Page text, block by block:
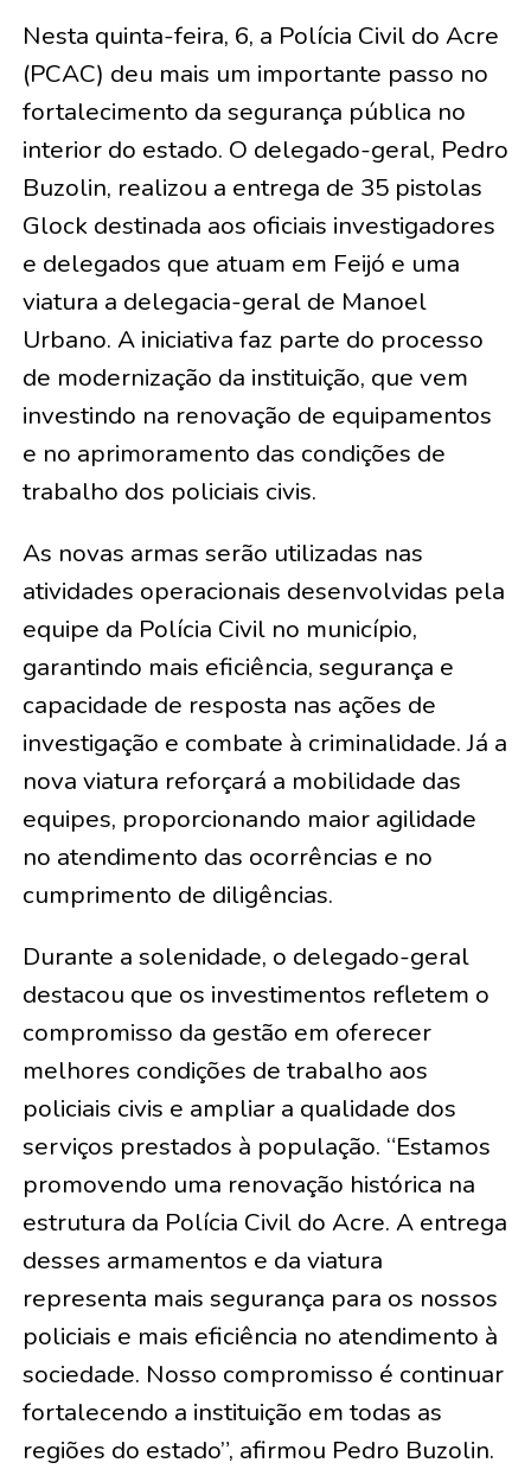
Nesta quinta-feira, 6, a Polícia Civil do Acre
(PCAC) deu mais um importante passo no
fortalecimento da segurança pública no
interior do estado. O delegado-geral, Pedro
Buzolin, realizou a entrega de 35 pistolas
Glock destinada aos oficiais investigadores
e delegados que atuam em Feijó e uma
viatura a delegacia-geral de Manoel
Urbano. A iniciativa faz parte do processo
de modernização da instituição, que vem
investindo na renovação de equipamentos
e no aprimoramento das condições de
trabalho dos policiais civis.
As novas armas serão utilizadas nas
atividades operacionais desenvolvidas pela
equipe da Polícia Civil no município,
garantindo mais eficiência, segurança e
capacidade de resposta nas ações de
investigação e combate à criminalidade. Já a
nova viatura reforçará a mobilidade das
equipes, proporcionando maior agilidade
no atendimento das ocorrências e no
cumprimento de diligências.
Durante a solenidade, o delegado-geral
destacou que os investimentos refletem o
compromisso da gestão em oferecer
melhores condições de trabalho aos
policiais civis e ampliar a qualidade dos
serviços prestados à população. “Estamos
promovendo uma renovação histórica na
estrutura da Polícia Civil do Acre. A entrega
desses armamentos e da viatura
representa mais segurança para os nossos
policiais e mais eficiência no atendimento à
sociedade. Nosso compromisso é continuar
fortalecendo a instituição em todas as
regiões do estado”, afirmou Pedro Buzolin.